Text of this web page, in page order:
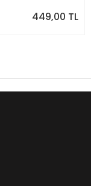
449,00 TL